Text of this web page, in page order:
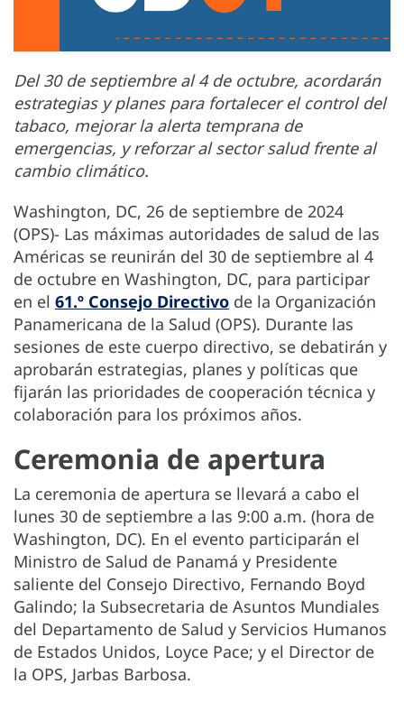
Del 30 de septiembre al 4 de octubre, acordarán
estrategias y planes para fortalecer el control del
tabaco, mejorar la alerta temprana de
emergencias, y reforzar al sector salud frente al
cambio climático.
Washington, DC, 26 de septiembre de 2024
(OPS)- Las máximas autoridades de salud de las
Américas se reunirán del 30 de septiembre al 4
de octubre en Washington, DC, para participar
en el 61.º Consejo Directivo de la Organización
Panamericana de la Salud (OPS). Durante las
sesiones de este cuerpo directivo, se debatirán y
aprobarán estrategias, planes y políticas que
fijarán las prioridades de cooperación técnica y
colaboración para los próximos años.
Ceremonia de apertura
La ceremonia de apertura se llevará a cabo el
lunes 30 de septiembre a las 9:00 a.m. (hora de
Washington, DC). En el evento participarán el
Ministro de Salud de Panamá y Presidente
saliente del Consejo Directivo, Fernando Boyd
Galindo; la Subsecretaria de Asuntos Mundiales
del Departamento de Salud y Servicios Humanos
de Estados Unidos, Loyce Pace; y el Director de
la OPS, Jarbas Barbosa.